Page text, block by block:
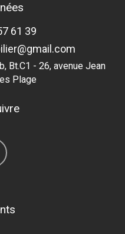
61 39
Bt.C1 - 26, avenue Jean
Plage